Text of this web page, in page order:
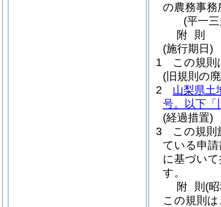
の農務事
(平一
附 則
(施行期日)
1
この規則
(旧規則の
2
山梨県土
号。以下「
(経過措置)
3
この規則
ている申
に基づい
す。
附 則 (
この規則